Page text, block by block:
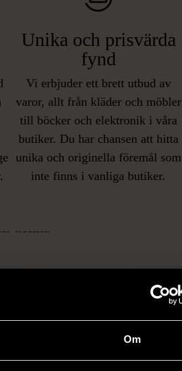
Om
Unika och prisvärda
fynd
Vi erbjuder ett brett utbud av
varor, allt från kläder och möbler
till böcker och elektronik i våra
butiker. Du har chansen att hitta
unika och originella föremål som
inte finns i vanliga butiker.
denna